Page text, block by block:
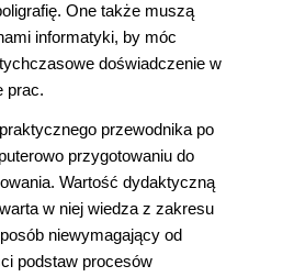
One także muszą
informatyki, by móc
doświadczenie w
prac.
przewodnika po
przygotowaniu do
Wartość dydaktyczną
w niej wiedza z zakresu
niewymagający od
podstaw procesów